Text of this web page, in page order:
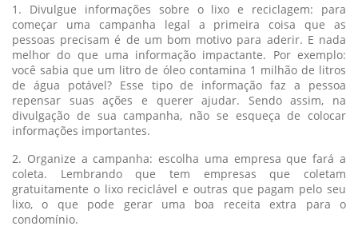
1. Divulgue informações sobre o lixo e reciclagem: para
começar uma campanha legal a primeira coisa que as
pessoas precisam é de um bom motivo para aderir. E nada
melhor do que uma informação impactante. Por exemplo:
você sabia que um litro de óleo contamina 1 milhão de litros
de água potável? Esse tipo de informação faz a pessoa
repensar suas ações e querer ajudar. Sendo assim, na
divulgação de sua campanha, não se esqueça de colocar
informações importantes.
2. Organize a campanha: escolha uma empresa que fará a
coleta. Lembrando que tem empresas que coletam
gratuitamente o lixo reciclável e outras que pagam pelo seu
lixo, o que pode gerar uma boa receita extra para o
condomínio.